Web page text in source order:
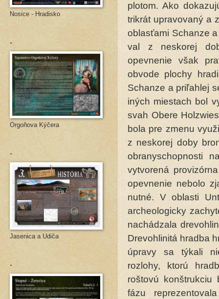
plotom. Ako
trikrát upravovaný a
oblasťami Schanze
val z neskorej
opevnenie však
obvode plochy
Schanze a priľahlej
iných miestach bol
svah Obere
bola pre zmenu
z neskorej doby
obranyschopnosti
vytvorená
opevnenie nebolo
nutné. V oblasti
archeologicky
nachádzala
Drevohlinitá hradba
úpravy sa týkali
rozlohy, ktorú
roštovú
fázu
Nosice - Hradisko
.
Orgoňova Kýčera
.
Jasenica a Udiča
.